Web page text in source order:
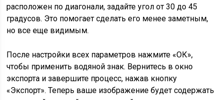
расположен по диагонали, задайте угол от 30 до 45
градусов. Это помогает сделать его менее заметным,
но все еще видимым.
После настройки всех параметров нажмите «ОК»,
чтобы применить водяной знак. Вернитесь в окно
экспорта и завершите процесс, нажав кнопку
«Экспорт». Теперь ваше изображение будет содержать